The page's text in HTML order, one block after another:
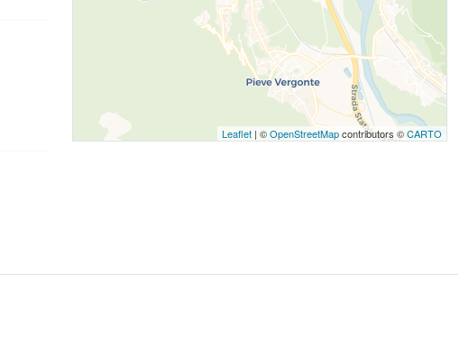
Leaflet | ©OpenStreetMapcontributors ©CARTO